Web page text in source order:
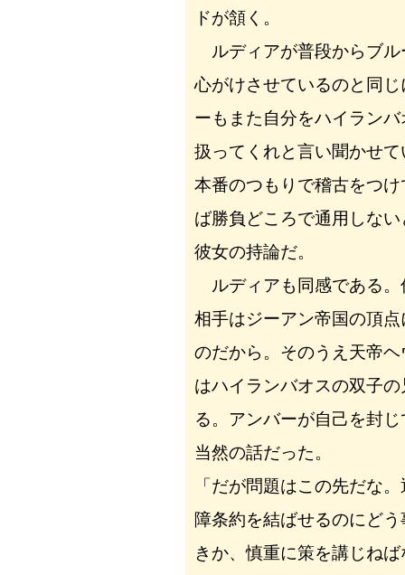
ドが頷く。
ルディアが普段からブル
心がけさせているのと同
ーもまた自分をハイラン
扱ってくれと言い聞かせ
本番のつもりで稽古をつ
ば勝負どころで通用しな
彼女の持論だ。
ルディアも同感である。
相手はジーアン帝国の頂
のだから。そのうえ天帝
はハイランバオスの双子
る。アンバーが自己を封
当然の話だった。
「だが問題はこの先だな
障条約を結ばせるのにど
きか、慎重に策を講じね